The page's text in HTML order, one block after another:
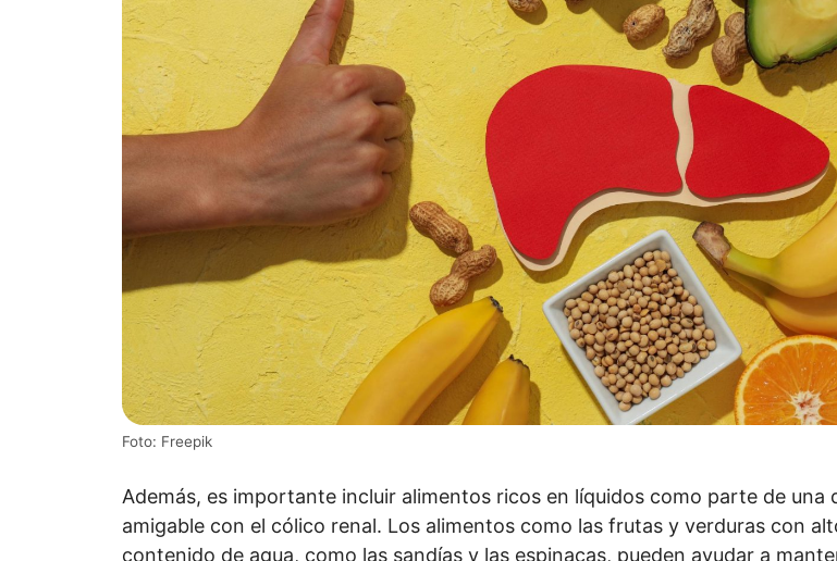
Foto: Freepik
Además, es importante incluir alimentos ricos en líquidos como parte de una
amigable con el cólico renal. Los alimentos como las frutas y verduras con
contenido de agua, como las sandías y las espinacas, pueden ayudar a